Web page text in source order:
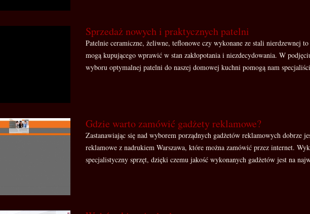
Sprzedaż nowych i praktycznych patelni
Patelnie ceramiczne, żeliwne, teflonowe czy wykonane ze stali nierdzewnej
mogą kupującego wprawić w stan zakłopotania i niezdecydowania. W
wyboru optymalnej patelni do naszej domowej kuchni pomogą nam
Gdzie warto zamówić gadżety reklamowe?
Zastanawiając się nad wyborem porządnych gadżetów reklamowych dobrze
reklamowe z nadrukiem Warszawa, które można zamówić przez internet.
specjalistyczny sprzęt, dzięki czemu jakość wykonanych gadżetów jest na